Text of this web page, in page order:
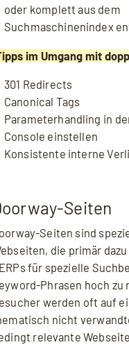
oder komplett aus dem
Suchmaschinenindex
im Umgang mit
301 Redirects
Canonical Tags
Parameterhandling in
Console einstellen
Konsistente interne
Seiten
Seiten sind
die primär
für spezielle
Phrasen hoch zu
werden oft auf
nicht
relevante